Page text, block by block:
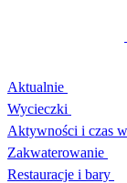
Aktualnie
Wycieczki
Aktywności i czas
Zakwaterowanie
Restauracje i bary